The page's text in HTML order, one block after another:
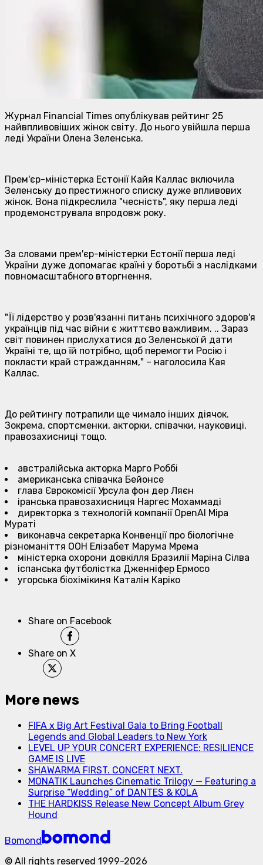
Журнал Financial Times опублікував рейтинг 25
найвпливовіших жінок світу. До нього увійшла перша
леді України Олена Зеленська.
Прем'єр-міністерка Естонії Кайя Каллас включила
Зеленську до престижного списку дуже впливових
жінок. Вона підкреслила "чесність", яку перша леді
продемонструвала впродовж року.
За словами прем'єр-міністерки Естонії перша леді
України дуже допомагає країні у боротьбі з наслідками
повномасштабного вторгнення.
"Її лідерство у розв'язанні питань психічного здоров'я
українців під час війни є життєво важливим. .. Зараз
світ повинен прислухатися до Зеленської й дати
Україні те, що їй потрібно, щоб перемогти Росію і
покласти край стражданням," – наголосила Кая
Каллас.
До рейтингу потрапили ще чимало інших діячок.
Зокрема, спортсменки, акторки, співачки, науковиці,
правозахисниці тощо.
австралійська акторка Марго Роббі
американська співачка Бейонсе
глава Єврокомісії Урсула фон дер Ляєн
іранська правозахисниця Наргес Мохаммадi
директорка з технологій компанії OpenAI Міра
Мураті
виконавча секретарка Конвенції про біологічне
різноманіття ООН Елізабет Марума Мрема
міністерка охорони довкілля Бразилії Маріна Сілвa
іспанська футболістка Дженніфер Ермосo
угорська біохімікиня Каталін Каріко
Share on Facebook
Share on X
More news
FIFA x Big Art Festival Gala to Bring Football
Legends and Global Leaders to New York
LEVEL UP YOUR CONCERT EXPERIENCE: RESILIENCE
GAME IS LIVE
SHAWARMA FIRST. CONCERT NEXT.
MONATIK Launches Cinematic Trilogy — Featuring a
Surprise “Wedding” of DANTES & KOLA
THE HARDKISS Release New Concept Album Grey
Hound
Bomond
© All rights reserved 1999-2026